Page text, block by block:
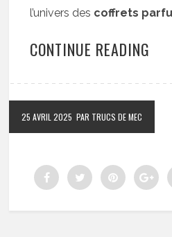
l’univers des coffrets
CONTINUE READING
25 AVRIL 2025 PAR TRUCS DE MEC